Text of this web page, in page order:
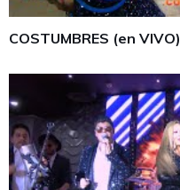
COSTUMBRES (en VIVO)